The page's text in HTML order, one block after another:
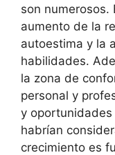
son numerosos.
aumento de la
autoestima y la
habilidades.
la zona de
personal y
y
habrían
crecimiento es